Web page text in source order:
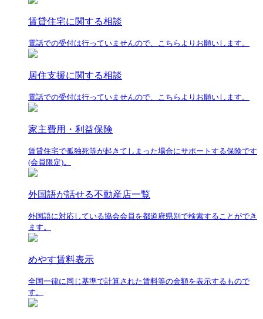
賃貸住宅に関する相談
電話での受付は行っていませんので、こちらよりお願いします。
居住支援に関する相談
電話での受付は行っていませんので、こちらよりお願いします。
家主費用・利益保険
賃貸住宅で孤独死等が起きてしまった場合にサポートする保険です
(会員限定)。
外国語が話せる不動産店一覧
外国語に対応している協会会員を都道府県別で検索することができ
ます。
めやす賃料表示
全国一律に同じ基準で計算された賃料等の金額を表示するもので
す。